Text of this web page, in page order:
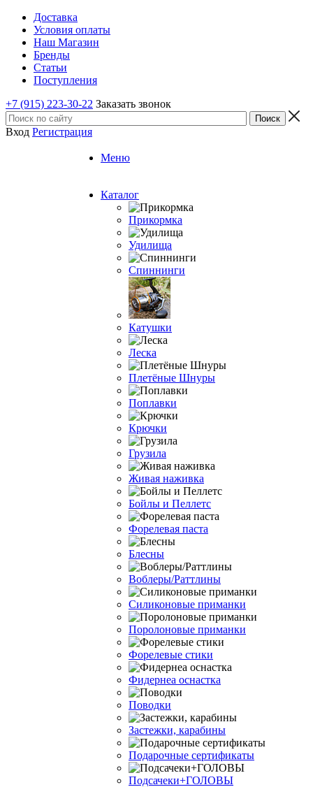
Доставка
Условия оплаты
Наш Магазин
Бренды
Статьи
Поступления
+7 (915) 223-30-22 Заказать звонок
Вход Регистрация
Меню
Каталог
Прикормка
Удилища
Спиннинги
Катушки
Леска
Плетёные Шнуры
Поплавки
Крючки
Грузила
Живая наживка
Бойлы и Пеллетс
Форелевая паста
Блесны
Воблеры/Раттлины
Силиконовые приманки
Поролоновые приманки
Форелевые стики
Фидернеа оснастка
Поводки
Застежки, карабины
Подарочные сертификаты
Подсачеки+ГОЛОВЫ